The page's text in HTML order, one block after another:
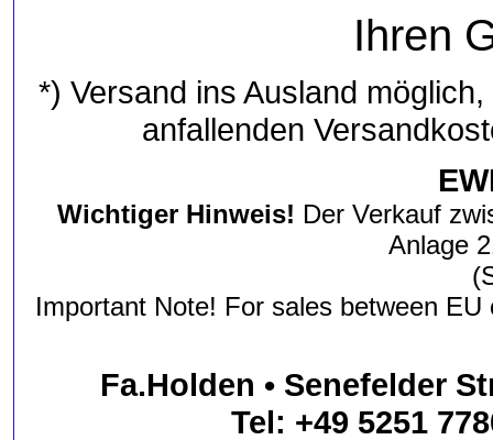
Ihren
*) Versand ins Ausland
anfallenden
Wichtiger Hinweis! Der Verkauf
Anlage
Important Note! For sales between
Fa.Holden • Senefelder
Tel: +49 5251